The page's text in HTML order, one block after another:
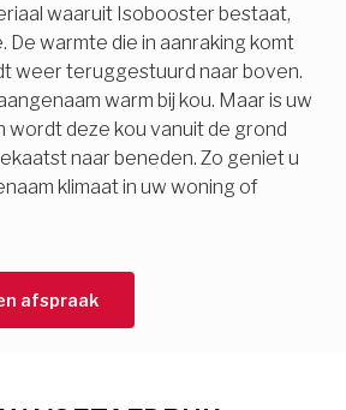
waaruit Isobooster bestaat,
warmte die in aanraking komt
weer teruggestuurd naar boven.
warm bij kou. Maar is uw
wordt deze kou vanuit de grond
naar beneden. Zo geniet u
klimaat in uw woning of
afspraak